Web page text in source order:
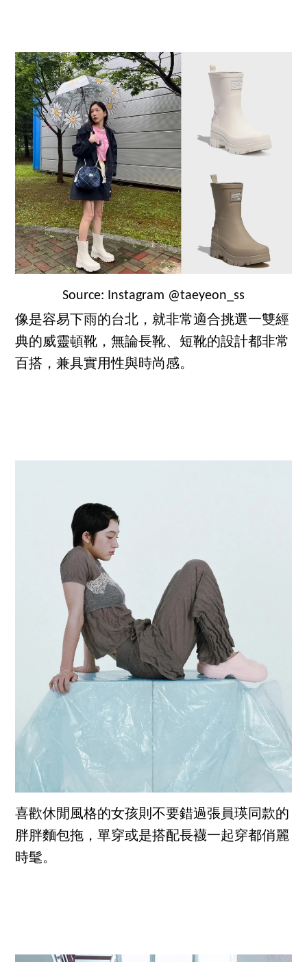
Source: Instagram @taeyeon_ss
像是容易下雨的台北，就非常適合挑選一雙經
典的威靈頓靴，無論長靴、短靴的設計都非常
百搭，兼具實用性與時尚感。
喜歡休閒風格的女孩則不要錯過張員瑛同款的
胖胖麵包拖，單穿或是搭配長襪一起穿都俏麗
時髦。